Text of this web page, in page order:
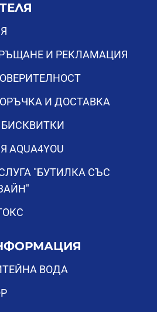
И РЕКЛАМАЦИЯ
И ДОСТАВКА
"БУТИЛКА СЪС
ВОДА